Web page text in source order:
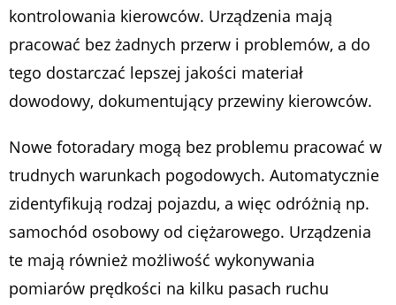
kontrolowania kierowców. Urządzenia mają
pracować bez żadnych przerw i problemów, a do
tego dostarczać lepszej jakości materiał
dowodowy, dokumentujący przewiny kierowców.
Nowe fotoradary mogą bez problemu pracować w
trudnych warunkach pogodowych. Automatycznie
zidentyfikują rodzaj pojazdu, a więc odróżnią np.
samochód osobowy od ciężarowego. Urządzenia
te mają również możliwość wykonywania
pomiarów prędkości na kilku pasach ruchu